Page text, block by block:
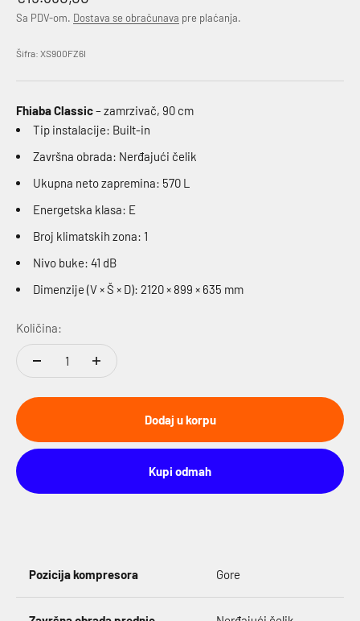
Sa PDV-om. Dostava se obračunava pre plaćanja.
Šifra: XS900FZ6I
Fhiaba Classic– zamrzivač, 90 cm
Tip instalacije: Built-in
Završna obrada: Nerđajući čelik
Ukupna neto zapremina: 570 L
Energetska klasa: E
Broj klimatskih zona: 1
Nivo buke: 41 dB
Dimenzije (V × Š × D): 2120 × 899 × 635 mm
Količina:
Dodaj u korpu
Kupi odmah
Pozicija kompresora Gore